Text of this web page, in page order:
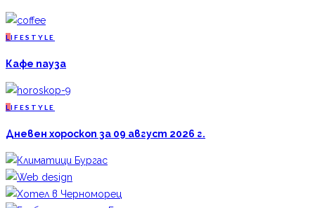
L IFESTYLE
Кафе пауза
L IFESTYLE
Дневен хороскоп за 09 август 2026 г.